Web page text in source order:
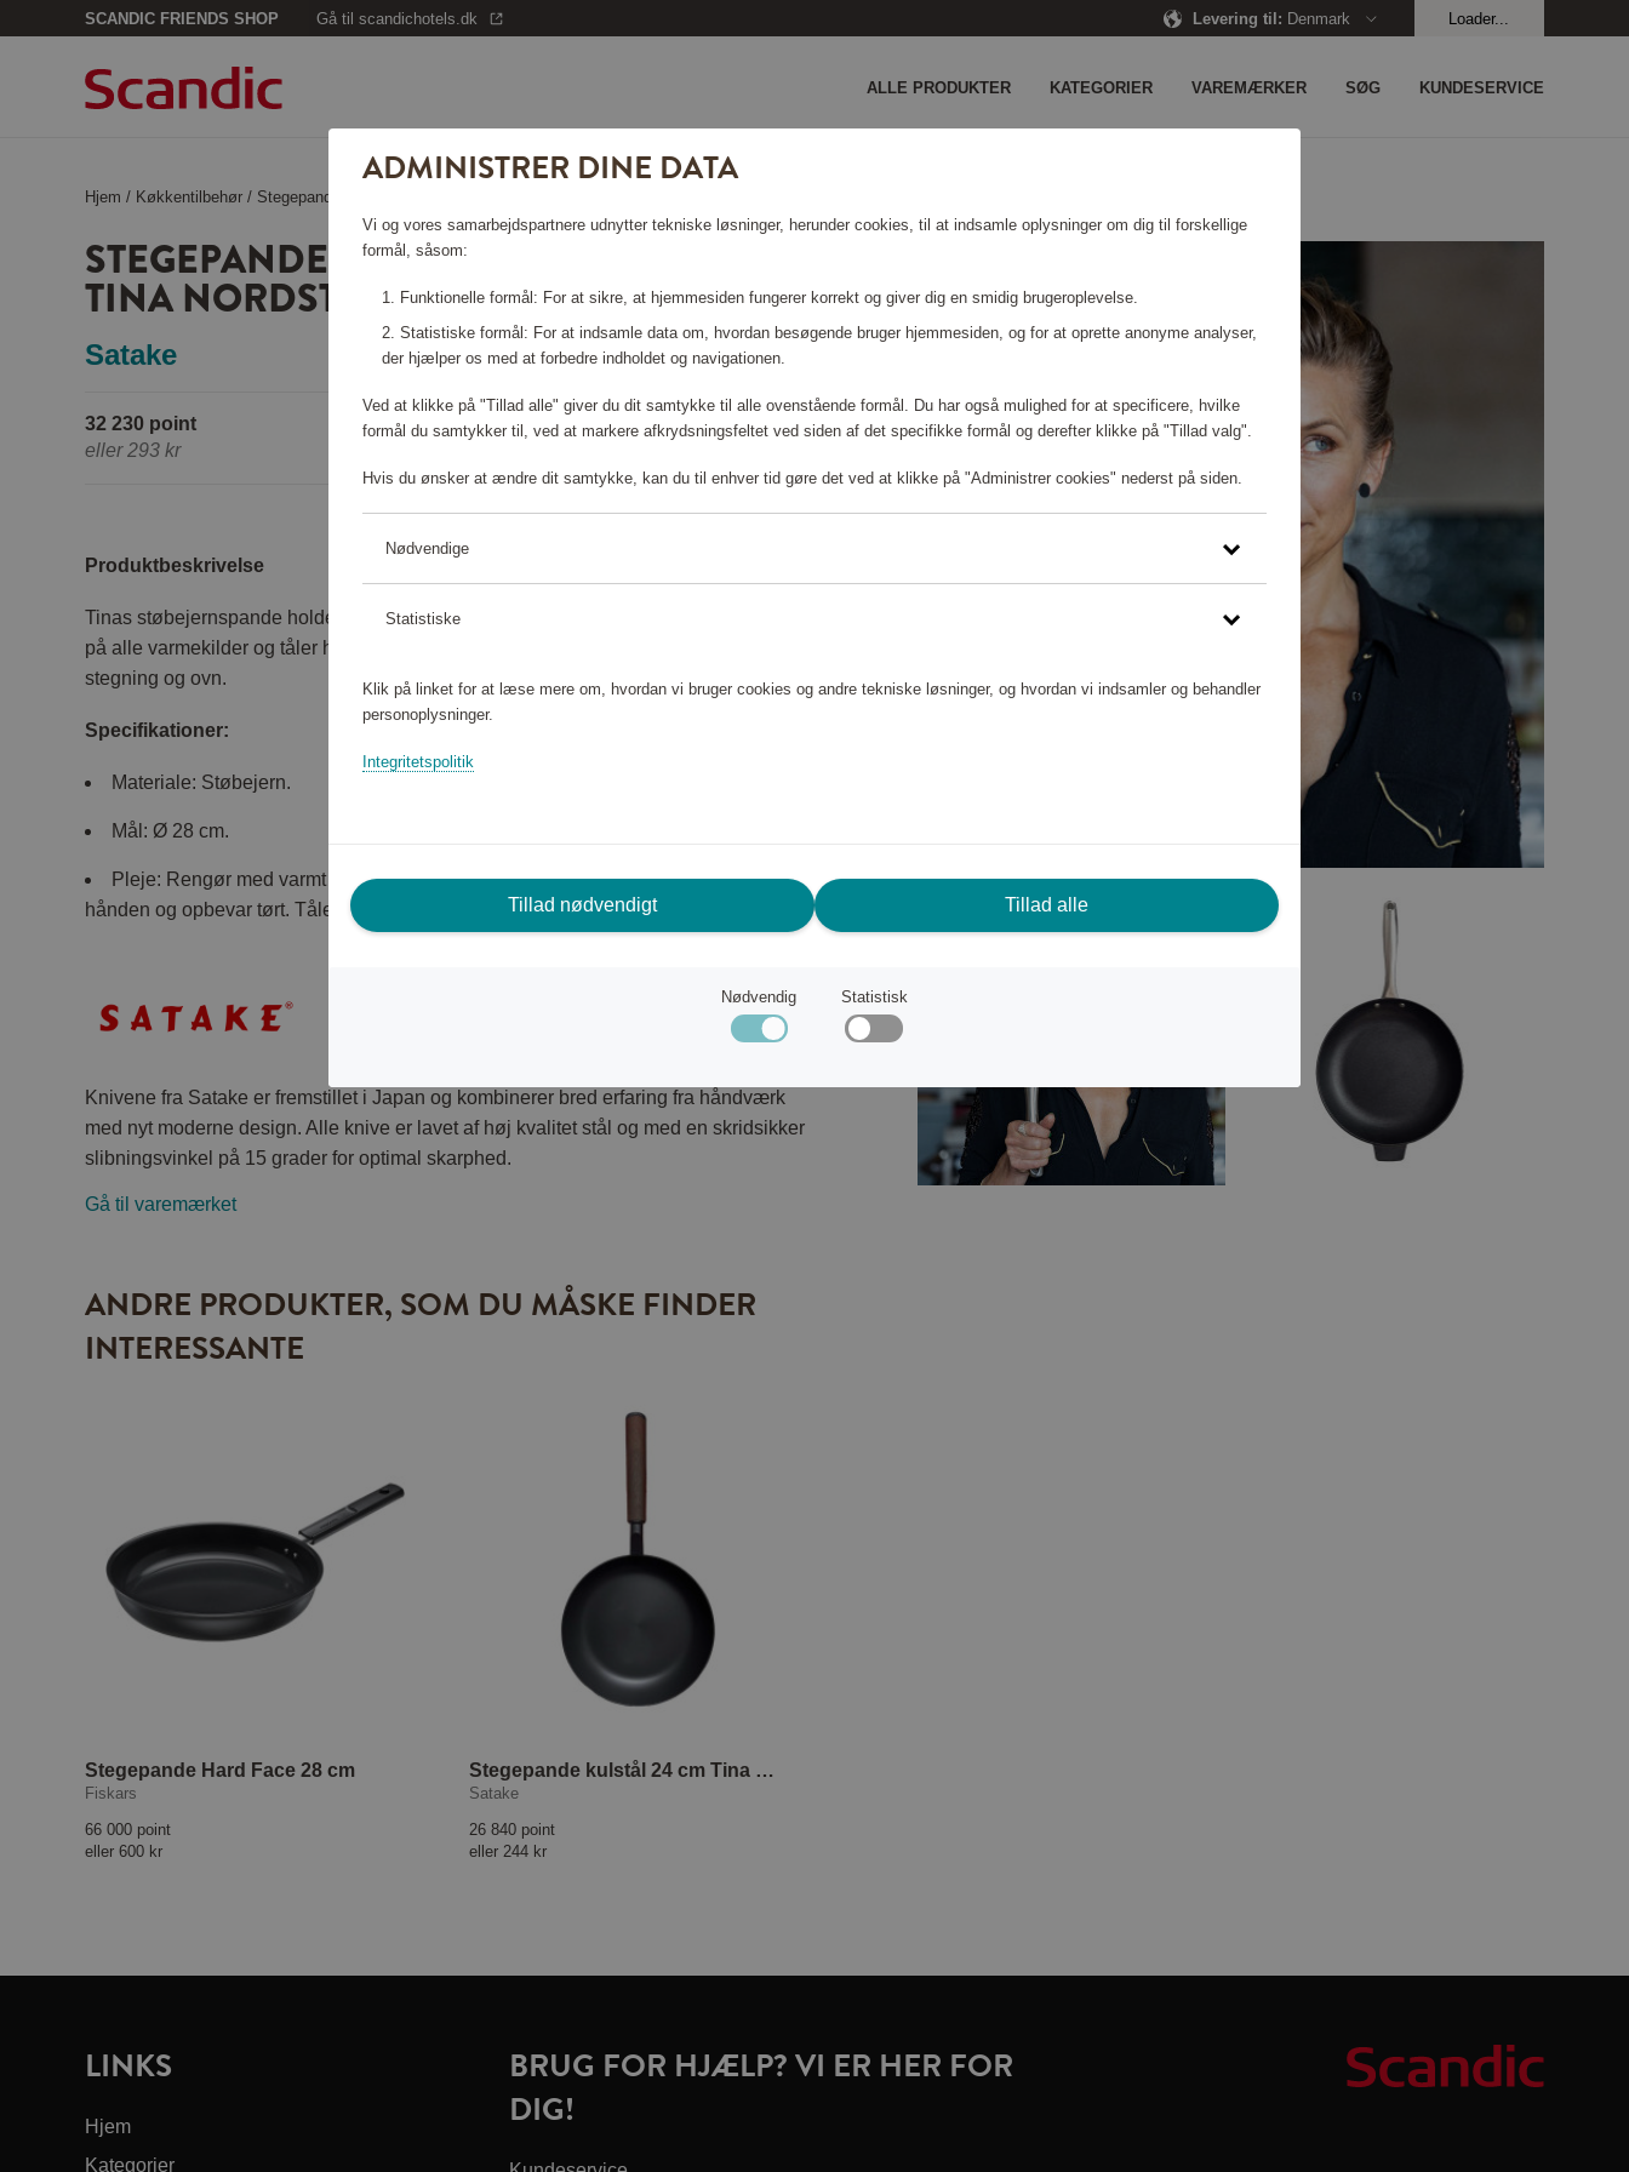
SCANDIC FRIENDS SHOP Gå til scandichotels.dk Levering til: Denmark Loader...
ALLE PRODUKTER KATEGORIER VAREMÆRKER SØG KUNDESERVICE
Hjem / Køkkentilbehør / Stegepander
STEGEPANDE STØBEJERN 28 CM
TINA NORDSTRÖM
Satake
32 230 point
eller 293 kr
Log ind for at shoppe
Produktbeskrivelse
Tinas støbejernspande holder hele livet, hvis du passer godt på den. Den fungerer
på alle varmekilder og tåler høje temperaturer. En slidstærk pande velegnet til både
stegning og ovn.
Specifikationer:
Materiale: Støbejern.
Mål: Ø 28 cm.
Pleje: Rengør med varmt vand og en børste, når panden er kølet af. Tør grundigt i
hånden og opbevar tørt. Tåler ikke mikroovn. Smør med olie efter behov.
Knivene fra Satake er fremstillet i Japan og kombinerer bred erfaring fra håndværk
med nyt moderne design. Alle knive er lavet af høj kvalitet stål og med en skridsikker
slibningsvinkel på 15 grader for optimal skarphed.
Gå til varemærket
ANDRE PRODUKTER, SOM DU MÅSKE FINDER
INTERESSANTE
Stegepande Hard Face 28 cm
Fiskars
66 000 point
eller 600 kr
Stegepande kulstål 24 cm Tina Nordström
Satake
26 840 point
eller 244 kr
ADMINISTRER DINE DATA
Vi og vores samarbejdspartnere udnytter tekniske løsninger, herunder cookies, til at indsamle oplysninger om dig til forskellige
formål, såsom:
Funktionelle formål: For at sikre, at hjemmesiden fungerer korrekt og giver dig en smidig brugeroplevelse.
Statistiske formål: For at indsamle data om, hvordan besøgende bruger hjemmesiden, og for at oprette anonyme analyser,
der hjælper os med at forbedre indholdet og navigationen.
Ved at klikke på "Tillad alle" giver du dit samtykke til alle ovenstående formål. Du har også mulighed for at specificere, hvilke
formål du samtykker til, ved at markere afkrydsningsfeltet ved siden af det specifikke formål og derefter klikke på "Tillad valg".
Hvis du ønsker at ændre dit samtykke, kan du til enhver tid gøre det ved at klikke på "Administrer cookies" nederst på siden.
Nødvendige
Statistiske
Klik på linket for at læse mere om, hvordan vi bruger cookies og andre tekniske løsninger, og hvordan vi indsamler og behandler
personoplysninger.
Integritetspolitik
Tillad nødvendigt Tillad alle
Nødvendig Statistisk
LINKS
Hjem
Kategorier
BRUG FOR HJÆLP? VI ER HER FOR
DIG!